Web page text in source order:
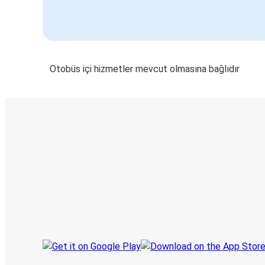
Otobüs içi hizmetler mevcut olmasına bağlıdır